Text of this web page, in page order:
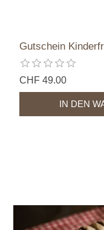
Gutschein
CHF 49.00